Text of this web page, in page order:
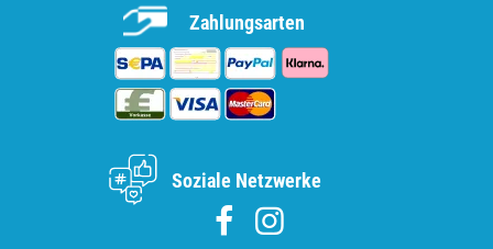
Zahlungsarten
Soziale Netzwerke